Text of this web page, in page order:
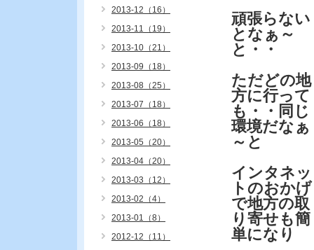
頑張らない
となぁ～
と・・
ただどの地
方に行って
も・・同じ
環境だなぁ
～と
インタネッ
トのおかげ
で地方の取
り寄せも簡
単になり
2013-12（16）
2013-11（19）
2013-10（21）
2013-09（18）
2013-08（25）
2013-07（18）
2013-06（18）
2013-05（20）
2013-04（20）
2013-03（12）
2013-02（4）
2013-01（8）
2012-12（11）